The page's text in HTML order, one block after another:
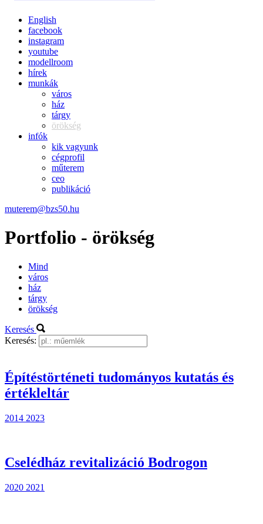
English
facebook
instagram
youtube
modellroom
hírek
munkák
város
ház
tárgy
örökség
infók
kik vagyunk
cégprofil
műterem
ceo
publikáció
muterem@bzs50.hu
Portfolio - örökség
Mind
város
ház
tárgy
örökség
Keresés
Keresés:
Építéstörténeti tudományos kutatás és
értékleltár
2014 2023
Cselédház revitalizáció Bodrogon
2020 2021